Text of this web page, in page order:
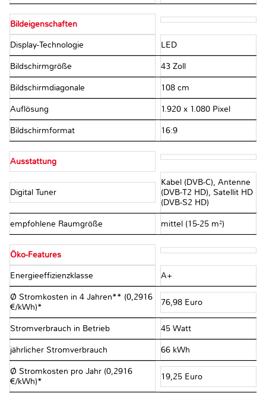
Bildeigenschaften
Display-Technologie LED
Bildschirmgröße 43 Zoll
Bildschirmdiagonale 108 cm
Auflösung 1.920 x 1.080 Pixel
Bildschirmformat 16:9
Ausstattung
Digital Tuner
Kabel (DVB-C), Antenne
(DVB-T2 HD), Satellit HD
(DVB-S2 HD)
empfohlene Raumgröße mittel (15-25 m²)
Öko-Features
Energieeffizienzklasse A+
Ø Stromkosten in 4 Jahren** (0,2916
€/kWh)*
76,98 Euro
Stromverbrauch in Betrieb 45 Watt
jährlicher Stromverbrauch 66 kWh
Ø Stromkosten pro Jahr (0,2916
€/kWh)*
19,25 Euro